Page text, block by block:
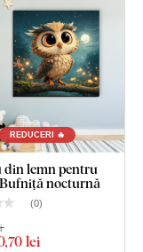
- Rechin vesel
din spate a
REDUCERI 🔥
din lemn pentru
nocturnă
(0)
,70 lei